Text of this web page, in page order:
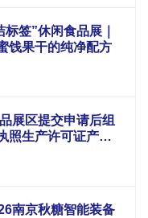
签”休闲食品展｜
饯果干的纯净配方
展区提交申请后组
照生产许可证产品
审核
南京秋糖智能装备